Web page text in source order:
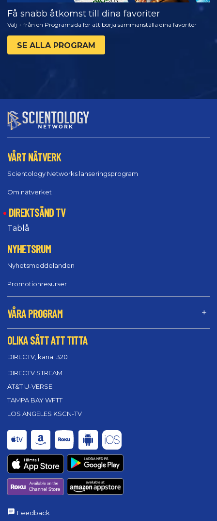
Få snabb åtkomst till dina favoriter
Välj + från en Programsida för att börja sammanställa dina favoriter
SE ALLA PROGRAM
VÅRT NÄTVERK
Scientology Networks lanseringsprogram
Om nätverket
DIREKTSÄND TV
Tablå
NYHETSRUM
Nyhetsmeddelanden
Promotionresurser
VÅRA PROGRAM
OLIKA SÄTT ATT TITTA
DIRECTV, kanal 320
DIRECTV STREAM
AT&T U-VERSE
TAMPA BAY WFTT
LOS ANGELES KSCN-TV
Feedback